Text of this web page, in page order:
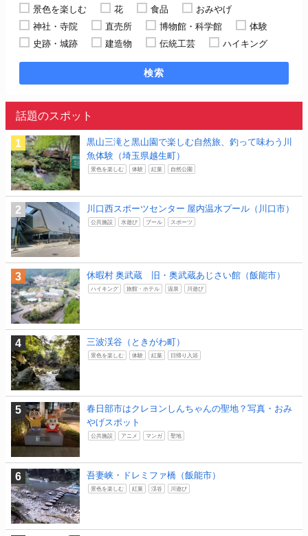
景色を楽しむ 花 食品
おみやげ
神社・寺院
直売所 博物館・科学館
体験
史跡・城跡
建造物 伝統工芸 ハイキング
検索
話題のスポット
黒山三滝と黒山園で楽しむ自然旅、釣って味わう川
魚体験（埼玉県越生町）
景色を楽しむ 体験 紅葉 自然公園
川口西スポーツセンター 屋内温水プール（川口市）
公共施設 水遊び プール スポーツ
休暇村 奥武蔵 旧・奥武蔵あじさい館（飯能市）
ハイキング 旅館・ホテル 温泉 川遊び
三波渓谷（ときがわ町）
景色を楽しむ 体験 紅葉 日帰り入浴
春日部市はクレヨンしんちゃんの聖地？写真・おみ
やげスポット
公共施設 アニメ マンガ 聖地
吾妻峡・ドレミファ橋（飯能市）
景色を楽しむ 紅葉 渓谷 川遊び